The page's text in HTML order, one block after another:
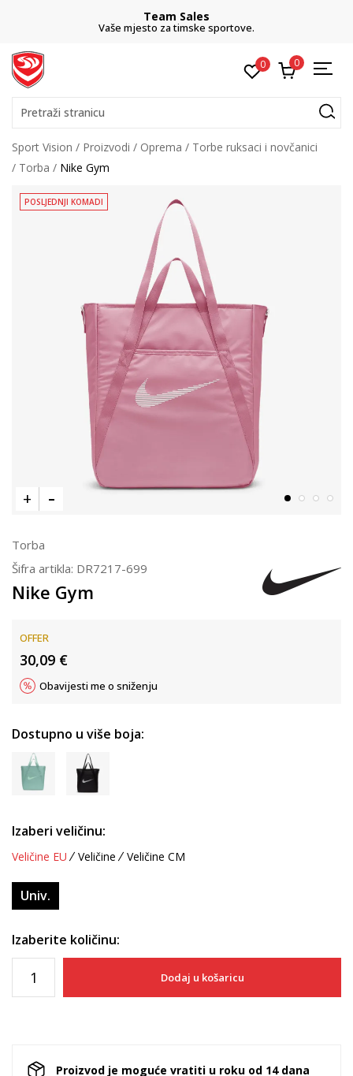
Team Sales
Vaše mjesto za timske sportove.
0 0
Pretraži stranicu
Sport Vision Proizvodi Oprema
Torbe ruksaci i novčanici
Torba
Nike Gym
POSLJEDNJI KOMADI
Torba
Šifra artikla: DR7217-699
Nike Gym
OFFER
30,09 €
Obavijesti me o sniženju
Dostupno u više boja:
Izaberi veličinu:
Veličine EU Veličine Veličine CM
Univ.
Izaberite količinu:
Dodaj u košaricu
Proizvod je moguće vratiti u roku od 14 dana